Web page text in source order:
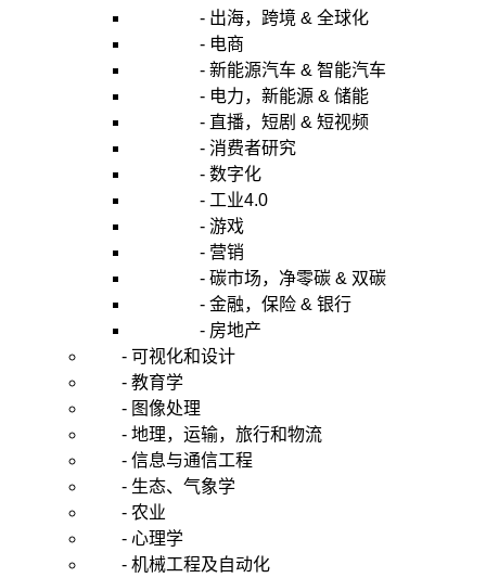
- 出海，跨境 & 全球化
- 电商
- 新能源汽车 & 智能汽车
- 电力，新能源 & 储能
- 直播，短剧 & 短视频
- 消费者研究
- 数字化
- 工业4.0
- 游戏
- 营销
- 碳市场，净零碳 & 双碳
- 金融，保险 & 银行
- 房地产
- 可视化和设计
- 教育学
- 图像处理
- 地理，运输，旅行和物流
- 信息与通信工程
- 生态、气象学
- 农业
- 心理学
- 机械工程及自动化